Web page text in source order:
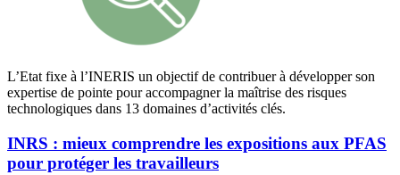
L’Etat fixe à l’INERIS un objectif de contribuer à développer son
expertise de pointe pour accompagner la maîtrise des risques
technologiques dans 13 domaines d’activités clés.
INRS : mieux comprendre les expositions aux PFAS
pour protéger les travailleurs